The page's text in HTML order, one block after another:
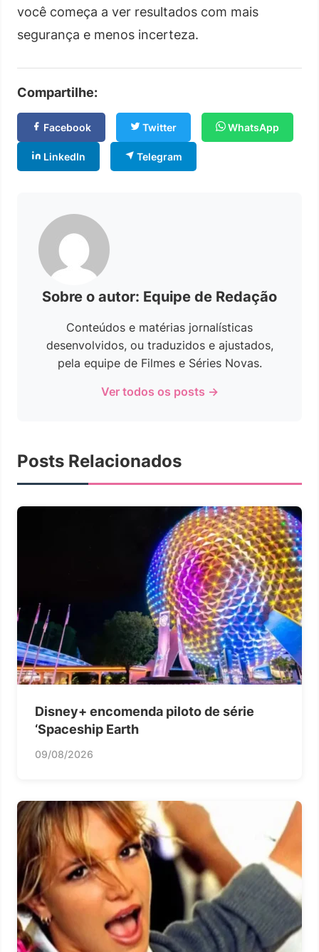
você começa a ver resultados com mais
segurança e menos incerteza.
Compartilhe:
Facebook Twitter WhatsApp
LinkedIn Telegram
Sobre o autor: Equipe de Redação
Conteúdos e matérias jornalísticas
desenvolvidos, ou traduzidos e ajustados,
pela equipe de Filmes e Séries Novas.
Ver todos os posts →
Posts Relacionados
Disney+ encomenda piloto de série
‘Spaceship Earth
09/08/2026